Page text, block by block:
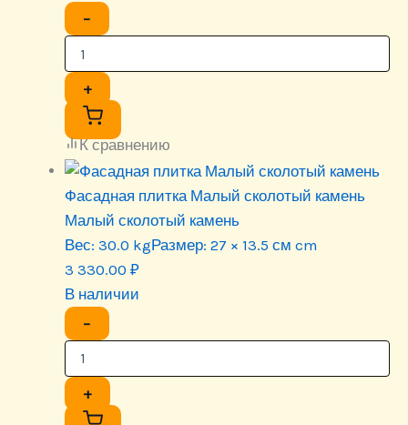
−
+
К сравнению
Фасадная плитка Малый сколотый камень
Малый сколотый камень
Вес: 30.0 kgРазмер: 27 × 13.5 см cm
3 330.00 ₽
В наличии
−
+